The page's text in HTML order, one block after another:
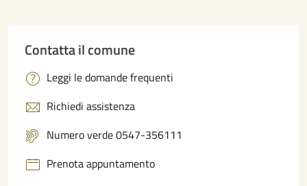
Contatta il comune
Leggi le domande frequenti
Richiedi assistenza
Numero verde 0547-356111
Prenota appuntamento